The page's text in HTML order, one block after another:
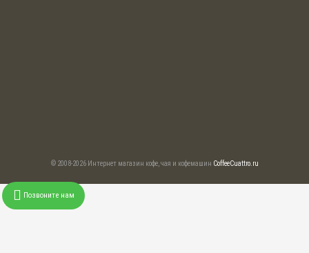
© 2008-2026 Интернет магазин кофе, чая и кофемашин CoffeeCuattro.ru
Позвоните нам